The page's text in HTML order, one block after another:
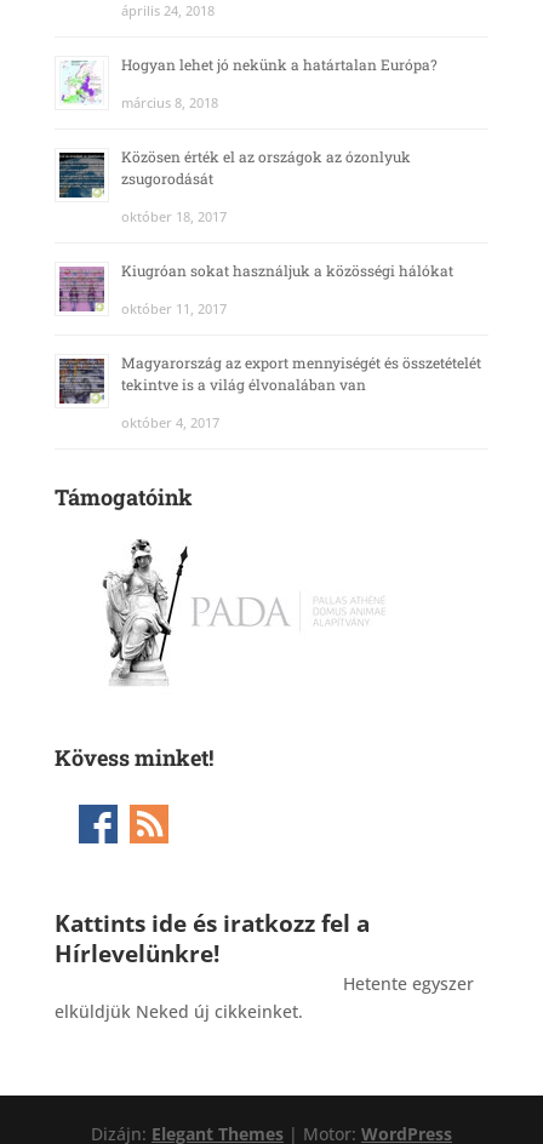
április 24, 2018
Hogyan lehet jó nekünk a határtalan Európa?
március 8, 2018
Közösen érték el az országok az ózonlyuk
zsugorodását
október 18, 2017
Kiugróan sokat használjuk a közösségi hálókat
október 11, 2017
Magyarország az export mennyiségét és összetételét
tekintve is a világ élvonalában van
október 4, 2017
Támogatóink
Kövess minket!
Kattints ide és iratkozz fel a
Hírlevelünkre!
Hetente egyszer
elküldjük Neked új cikkeinket.
Dizájn: Elegant Themes| Motor: WordPress